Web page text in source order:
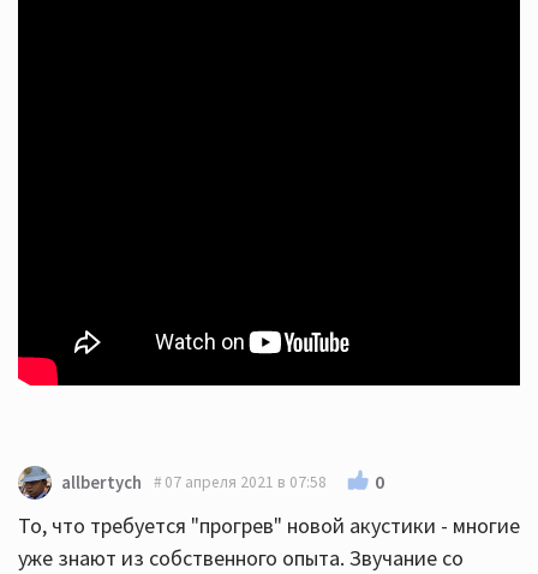
allbertych 07 апреля 2021 в 07:58 0
То, что требуется "прогрев" новой акустики - многие
уже знают из собственного опыта. Звучание со